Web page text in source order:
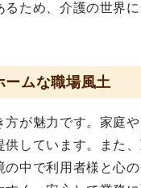
ため、介護の世界
ームな職場風土
が魅力です。家庭
しています。また
中で利用者様と心の